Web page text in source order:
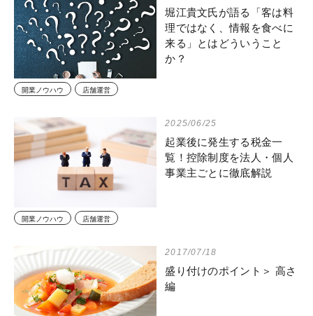
堀江貴文氏が語る「客は料
理ではなく、情報を食べに
来る」とはどういうこと
か？
開業ノウハウ 店舗運営
2025/06/25
起業後に発生する税金一
覧！控除制度を法人・個人
事業主ごとに徹底解説
開業ノウハウ 店舗運営
2017/07/18
盛り付けのポイント＞ 高さ
編